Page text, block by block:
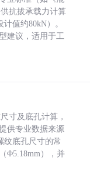
抗拔承载力计算
值约80kN）。
建议，适用于工
寸及底孔计算，
供专业数据来源
纹底孔尺寸的常
Φ5.18mm），并